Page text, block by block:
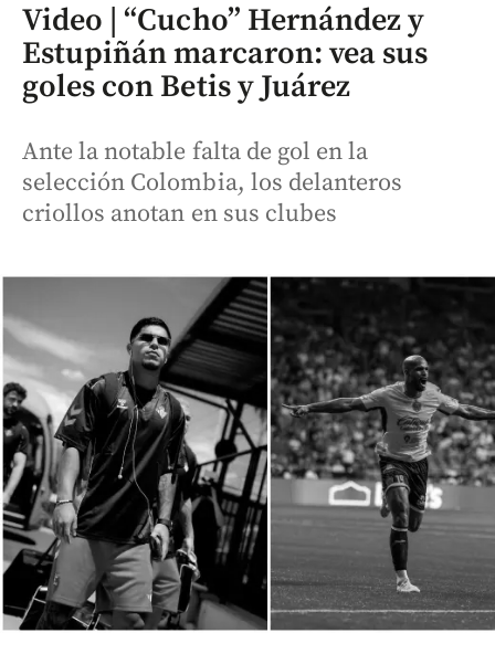
Video | “Cucho” Hernández y
Estupiñán marcaron: vea sus
goles con Betis y Juárez
Ante la notable falta de gol en la
selección Colombia, los delanteros
criollos anotan en sus clubes